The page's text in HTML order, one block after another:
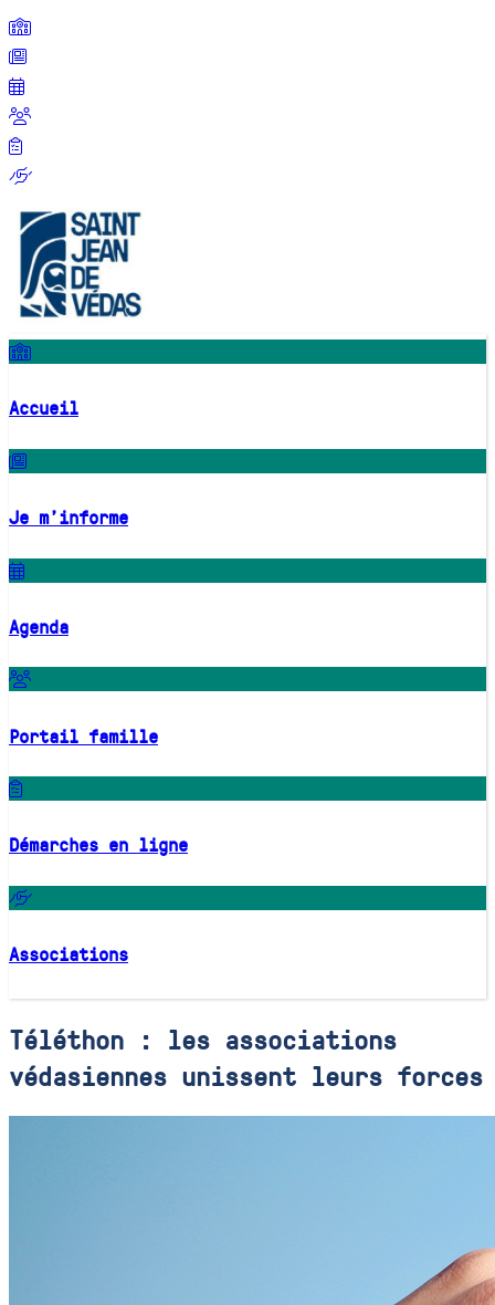
Accueil
Je m'informe
Agenda
Portail famille
Démarches en ligne
Associations
Téléthon : les associations
védasiennes unissent leurs forces